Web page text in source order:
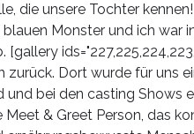
die unsere Tochter
Monster und ich war
zurück. Dort wurde für uns
und bei den casting Shows
& Greet Person, das